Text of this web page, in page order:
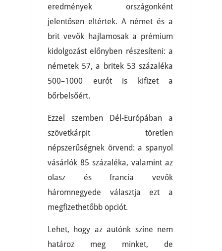
eredmények országonként
jelentősen eltértek. A német és a
brit vevők hajlamosak a prémium
kidolgozást előnyben részesíteni: a
németek 57, a britek 53 százaléka
500–1000 eurót is kifizet a
bőrbelsőért.
Ezzel szemben Dél-Európában a
szövetkárpit töretlen
népszerűségnek örvend: a spanyol
vásárlók 85 százaléka, valamint az
olasz és francia vevők
háromnegyede választja ezt a
megfizethetőbb opciót.
Lehet, hogy az autónk színe nem
határoz meg minket, de